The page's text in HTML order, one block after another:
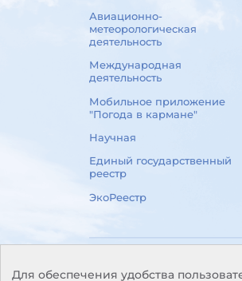
Для обеспечения удобства
Авиационно-
метеорологическая
деятельность
Международная
деятельность
Мобильное приложение
"Погода в кармане"
Научная
Единый государственный
реестр
ЭкоРеестр
© Белгидромет, 2026